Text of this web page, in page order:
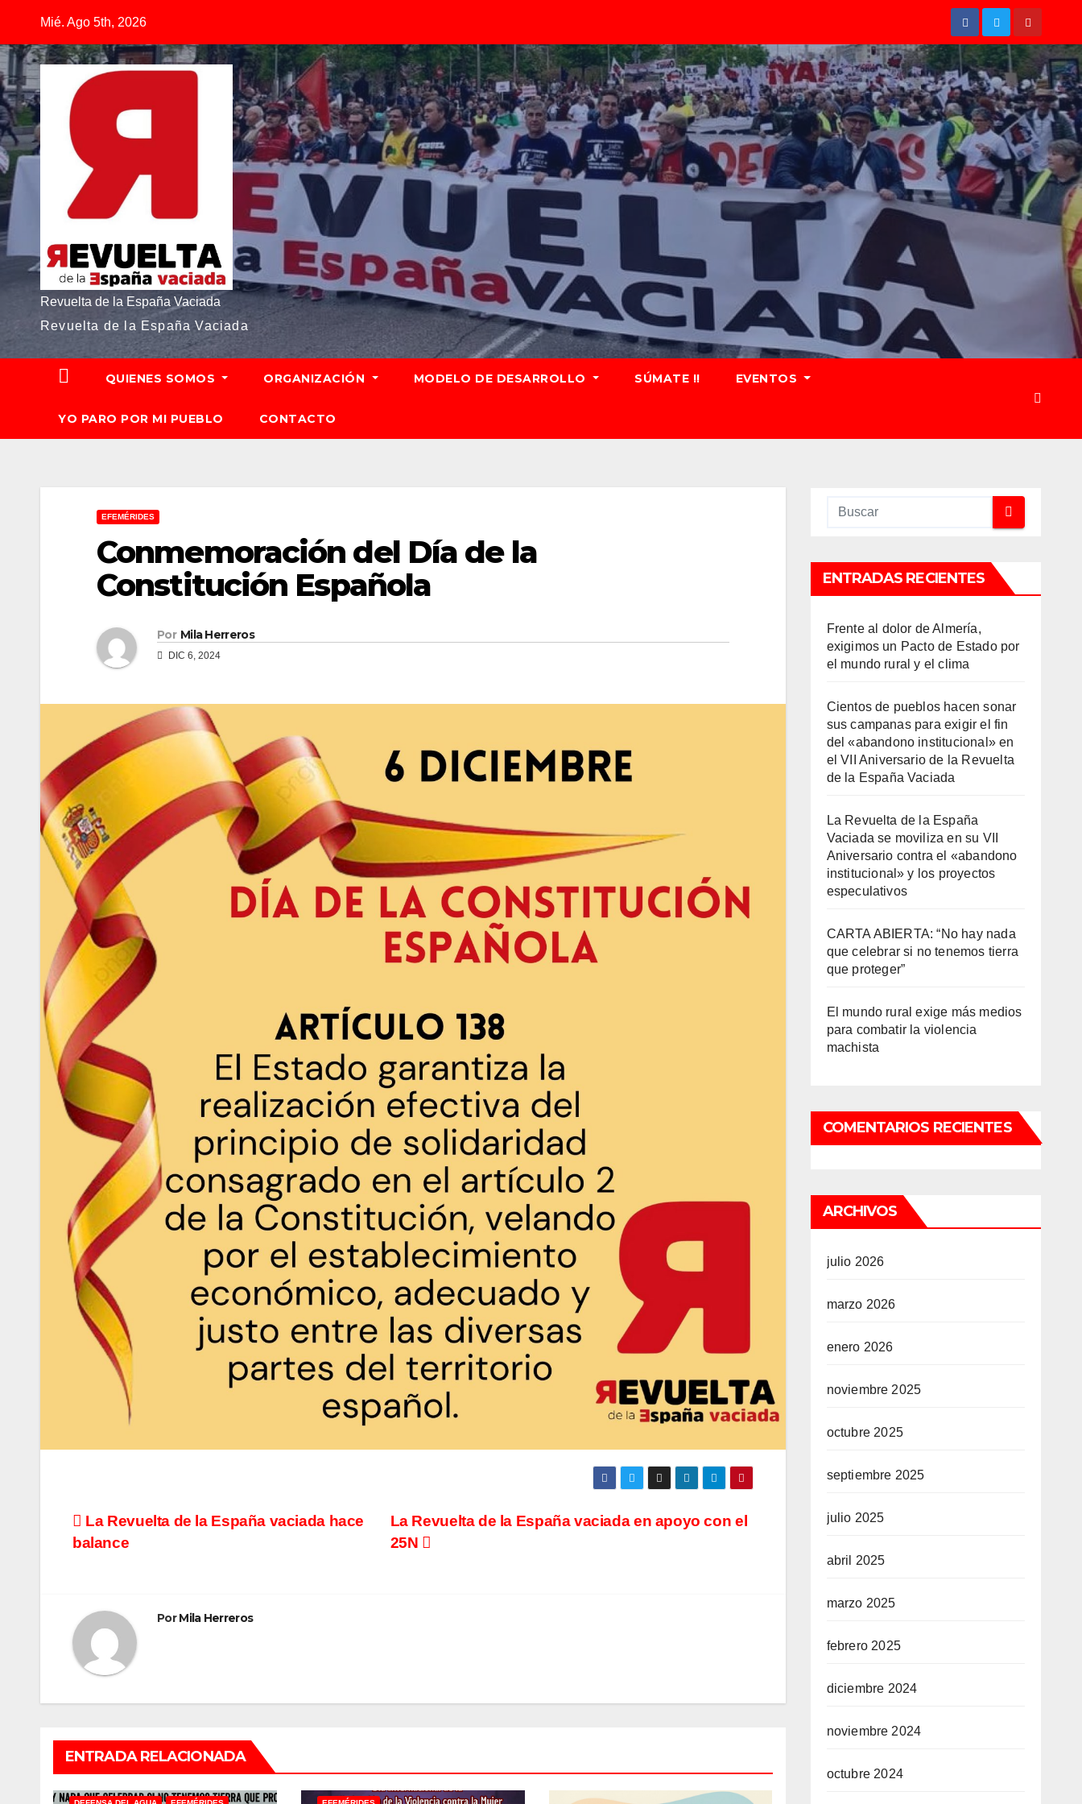
contenido
Mié. Ago 5th, 2026
Revuelta de la España Vaciada
Revuelta de la España Vaciada
QUIENES SOMOS ORGANIZACIÓN MODELO DE DESARROLLO SÚMATE !! EVENTOS
YO PARO POR MI PUEBLO CONTACTO
EFEMÉRIDES
Conmemoración del Día de la
Constitución Española
Por Mila Herreros
DIC 6, 2024
Navegación
La Revuelta de la España vaciada en apoyo con el
25N
La Revuelta de la España vaciada hace
balance
PorMila Herreros
ENTRADA RELACIONADA
ENTRADAS RECIENTES
Frente al dolor de Almería,
exigimos un Pacto de Estado por
el mundo rural y el clima
Cientos de pueblos hacen sonar
sus campanas para exigir el fin
del «abandono institucional» en
el VII Aniversario de la Revuelta
de la España Vaciada
La Revuelta de la España
Vaciada se moviliza en su VII
Aniversario contra el «abandono
institucional» y los proyectos
especulativos
CARTA ABIERTA: “No hay nada
que celebrar si no tenemos tierra
que proteger”
El mundo rural exige más medios
para combatir la violencia
machista
COMENTARIOS RECIENTES
ARCHIVOS
julio 2026
marzo 2026
enero 2026
noviembre 2025
octubre 2025
septiembre 2025
julio 2025
abril 2025
marzo 2025
febrero 2025
diciembre 2024
noviembre 2024
octubre 2024